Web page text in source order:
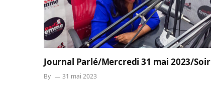
Journal Parlé/Mercredi 31 mai 2023/Soir
By 31 mai 2023